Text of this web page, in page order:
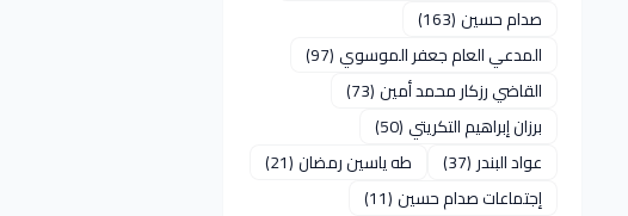
صدام حسين(163)
المدعي العام جعفر الموسوي(97)
القاضي رزكار محمد أمين(73)
برزان إبراهيم التكريتي (50)
عواد البندر (37) طه ياسين رمضان(21)
إجتماعات صدام حسين(11)